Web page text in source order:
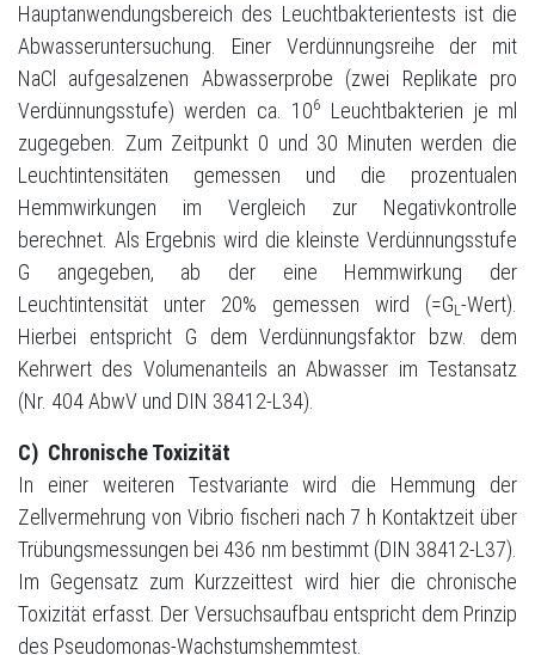
Hauptanwendungsbereich des Leuchtbakterientests ist die
Abwasseruntersuchung. Einer Verdünnungsreihe der mit
NaCl aufgesalzenen Abwasserprobe (zwei Replikate pro
Verdünnungsstufe) werden ca. 106
Leuchtbakterien je ml
zugegeben. Zum Zeitpunkt 0 und 30 Minuten werden die
Leuchtintensitäten gemessen und die prozentualen
Hemmwirkungen im Vergleich zur Negativkontrolle
berechnet. Als Ergebnis wird die kleinste Verdünnungsstufe
G angegeben, ab der eine Hemmwirkung der
Leuchtintensität unter 20% gemessen wird (=GL-Wert).
Hierbei entspricht G dem Verdünnungsfaktor bzw. dem
Kehrwert des Volumenanteils an Abwasser im Testansatz
(Nr. 404 AbwV und DIN 38412-L34).
C) Chronische Toxizität
In einer weiteren Testvariante wird die Hemmung der
Zellvermehrung von Vibrio fischeri nach 7 h Kontaktzeit über
Trübungsmessungen bei 436 nm bestimmt (DIN 38412-L37).
Im Gegensatz zum Kurzzeittest wird hier die chronische
Toxizität erfasst. Der Versuchsaufbau entspricht dem Prinzip
des Pseudomonas-Wachstumshemmtest.